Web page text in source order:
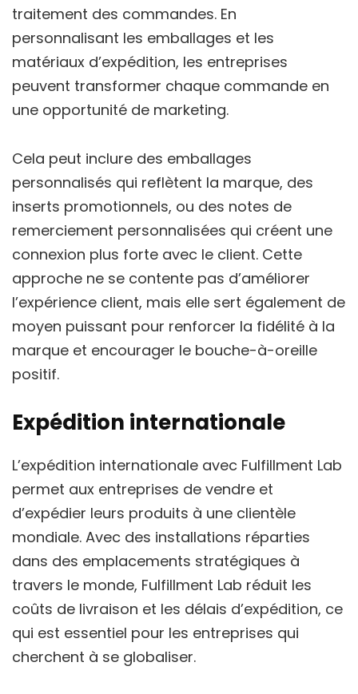
traitement des commandes. En
personnalisant les emballages et les
matériaux d’expédition, les entreprises
peuvent transformer chaque commande en
une opportunité de marketing.
Cela peut inclure des emballages
personnalisés qui reflètent la marque, des
inserts promotionnels, ou des notes de
remerciement personnalisées qui créent une
connexion plus forte avec le client. Cette
approche ne se contente pas d’améliorer
l’expérience client, mais elle sert également de
moyen puissant pour renforcer la fidélité à la
marque et encourager le bouche-à-oreille
positif.
Expédition internationale
L’expédition internationale avec Fulfillment Lab
permet aux entreprises de vendre et
d’expédier leurs produits à une clientèle
mondiale. Avec des installations réparties
dans des emplacements stratégiques à
travers le monde, Fulfillment Lab réduit les
coûts de livraison et les délais d’expédition, ce
qui est essentiel pour les entreprises qui
cherchent à se globaliser.